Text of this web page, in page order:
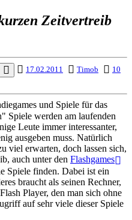
Zeitvertreib
17.02.2011 Timob
10
und Spiele für das
Spiele werden am laufenden
Leute immer interessanter,
ausgeben muss. Natürlich
viel erwarten, doch lassen sich,
auch unter den Flashgames
Spiele finden. Dabei ist ein
braucht als seinen Rechner,
Player, den man sich ohne
auf sehr viele dieser Spiele